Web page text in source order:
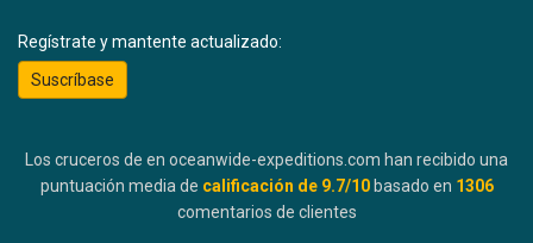
Regístrate y mantente actualizado:
Suscríbase
Los cruceros de en oceanwide-expeditions.com han recibido una
puntuación media de calificación de 9.7/10 basado en 1306
comentarios de clientes